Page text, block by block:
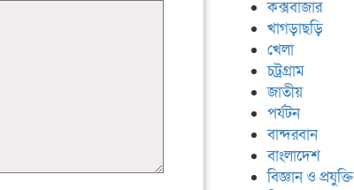
কক্সবাজার
খাগড়াছড়ি
খেলা
চট্রগ্রাম
জাতীয়
পর্যটন
বান্দরবান
বাংলাদেশ
বিজ্ঞান ও প্রযুক্তি